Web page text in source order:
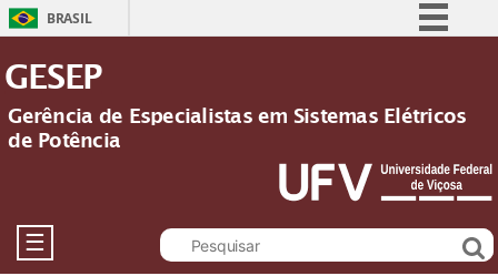
BRASIL
Participe
Acesso à informação
Legislação
Canais
GESEP
Gerência de Especialistas em Sistemas Elétricos
de Potência
☰